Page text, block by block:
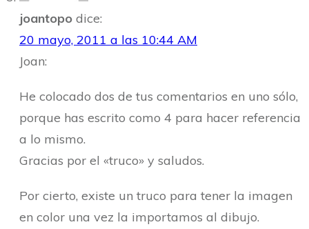
joantopo dice:
20 mayo, 2011 a las 10:44 AM
Joan:
He colocado dos de tus comentarios en uno sólo,
porque has escrito como 4 para hacer referencia
a lo mismo.
Gracias por el «truco» y saludos.
Por cierto, existe un truco para tener la imagen
en color una vez la importamos al dibujo.